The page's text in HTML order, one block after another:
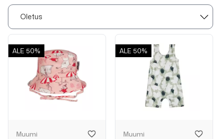
ALE 50%
Muumi
ALE 50%
Muumi